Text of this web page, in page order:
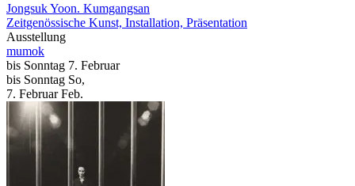
Jongsuk Yoon. Kumgangsan
Zeitgenössische Kunst, Installation, Präsentation
Ausstellung
mumok
bis Sonntag 7. Februar
bis Sonntag So,
7. Februar Feb.